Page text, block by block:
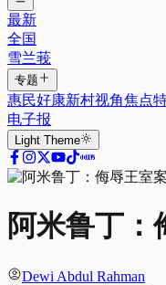
最新
全国
雪兰莪
专题
惠民好康新村视角焦点
电子报
Light Theme
阿米鲁丁
Dewi Abdul Rahman